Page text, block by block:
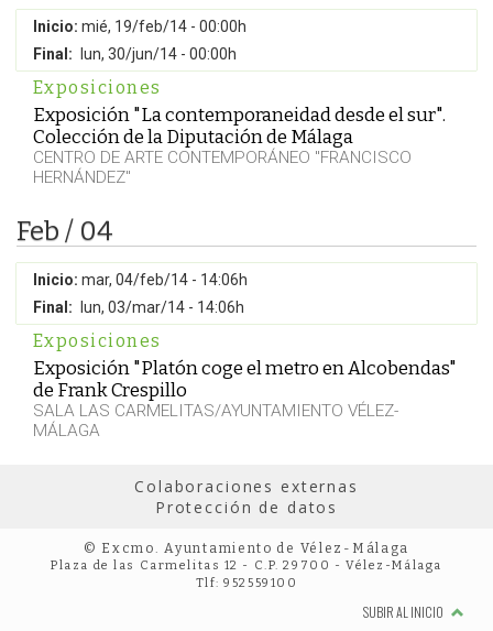
Inicio: mié, 19/feb/14 - 00:00h
Final:
lun, 30/jun/14 - 00:00h
Exposiciones
Exposición "La contemporaneidad desde el sur".
Colección de la Diputación de Málaga
CENTRO DE ARTE CONTEMPORÁNEO "FRANCISCO
HERNÁNDEZ"
Feb / 04
Inicio: mar, 04/feb/14 - 14:06h
Final:
lun, 03/mar/14 - 14:06h
Exposiciones
Exposición "Platón coge el metro en Alcobendas"
de Frank Crespillo
SALA LAS CARMELITAS/AYUNTAMIENTO VÉLEZ-
MÁLAGA
Colaboraciones externas
Protección de datos
© Excmo. Ayuntamiento de Vélez-Málaga
Plaza de las Carmelitas 12 - C.P. 29700 - Vélez-Málaga
Tlf: 952559100
SUBIR AL INICIO